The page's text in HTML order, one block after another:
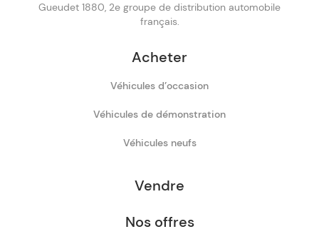
Gueudet 1880, 2e groupe de distribution automobile
français.
Acheter
Véhicules d’occasion
Véhicules de démonstration
Véhicules neufs
Vendre
Nos offres